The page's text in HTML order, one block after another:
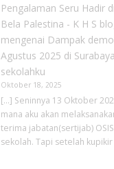
Pengalaman Seru Hadir
Bela Palestina - K H S
mengenai Dampak
Agustus 2025 di
sekolahku
Oktober 18, 2025
[…] Seninnya 13 Oktober
mana aku akan
terima jabatan(sertijab)
sekolah. Tapi setelah